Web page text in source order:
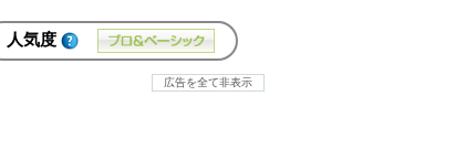
人気度
広告を全て非表示